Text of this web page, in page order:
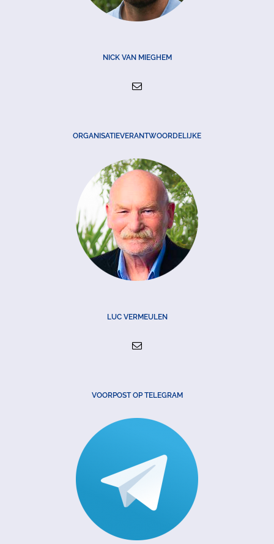
NICK VAN MIEGHEM
ORGANISATIEVERANTWOORDELIJKE
LUC VERMEULEN
VOORPOST OP TELEGRAM